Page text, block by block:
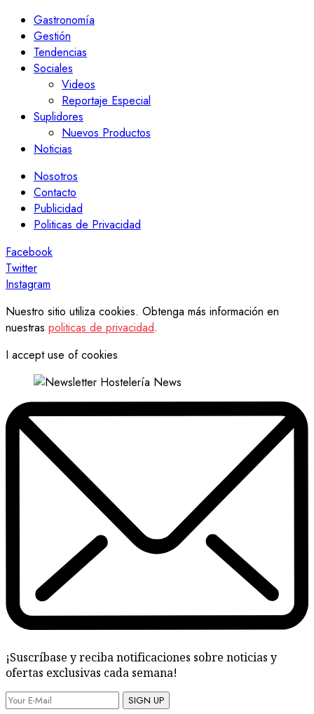
Gastronomía
Gestión
Tendencias
Sociales
Videos
Reportaje Especial
Suplidores
Nuevos Productos
Noticias
Nosotros
Contacto
Publicidad
Politicas de Privacidad
Facebook
Twitter
Instagram
Nuestro sitio utiliza cookies. Obtenga más información en
nuestras politicas de privacidad.
I accept use of cookies
¡Suscríbase y reciba notificaciones sobre noticias y
ofertas exclusivas cada semana!
SIGN UP